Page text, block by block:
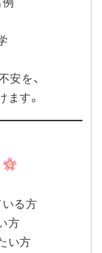
安を、
す。
いる方
方
い方